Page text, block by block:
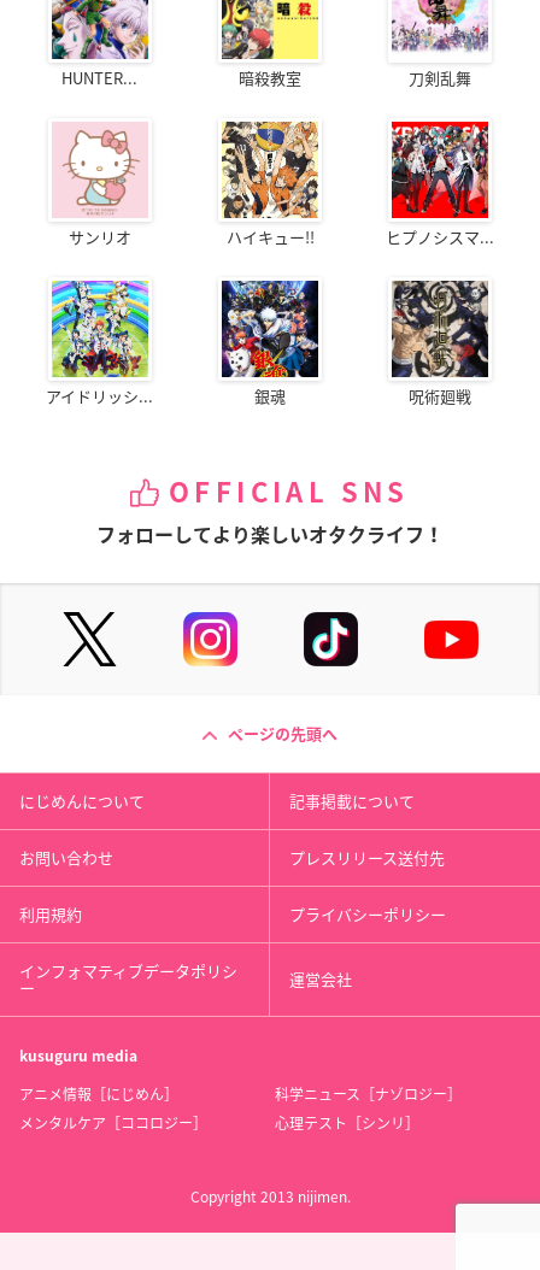
HUNTER... 暗殺教室 刀剣乱舞
サンリオ ハイキュー!! ヒプノシスマ...
アイドリッシ... 銀魂 呪術廻戦
OFFICIAL SNS
フォローしてより楽しいオタクライフ！
ページの先頭へ
にじめんについて 記事掲載について
お問い合わせ プレスリリース送付先
利用規約 プライバシーポリシー
インフォマティブデータポリシ
ー 運営会社
kusuguru media
アニメ情報［にじめん］
科学ニュース［ナゾロジー］
メンタルケア［ココロジー］
心理テスト［シンリ］
Copyright 2013 nijimen.